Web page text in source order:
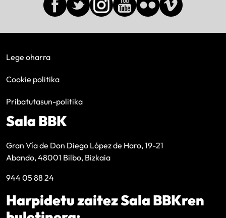
Lege oharra
Cookie politika
Pribatutasun-politika
Sala BBK
Gran Vía de Don Diego López de Haro, 19-21
Abando, 48001 Bilbo, Bizkaia
944 05 88 24
Harpidetu zaitez Sala BBKren